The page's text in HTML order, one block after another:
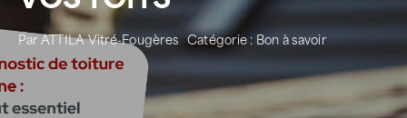
Rejoignez-nous
Devenir Franchisé
ParATTILA Vitré-Fougères Catégorie : Bon à savoir